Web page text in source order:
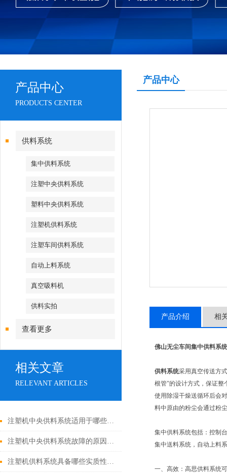
产品中心
PRODUCTS CENTER
供料系统
集中供料系统
注塑中央供料系统
塑料中央供料系统
注塑机供料系统
注塑车间供料系统
自动上料系统
真空吸料机
供料实拍
查看更多
相关文章
RELEVANT ARTICLES
注塑机中央供料系统适用于哪些行业？
注塑机中央供料系统故障的原因及解决方法
注塑机供料系统具备哪些实质性的生产优势？
产品中心
产品介绍 相
佛山无尘车间集中供料系统
供料系统采用真空传送方
根管”的设计方式，保证
使用除湿干燥送循环后会
料中原由的粉尘会通过粉
集中供料系统包括：控制
集中送料系统，自动上料
一、高效：高思供料系统